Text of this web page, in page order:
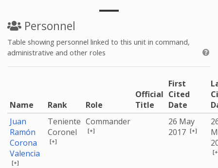
Personnel
Table showing personnel linked to this unit in command,
administrative and other roles
Name Rank Role
Official
Title
First
Cited
Date
Juan
Ramón
Corona
Valencia
[+]
Teniente
Coronel
[+]
Commander
[+]
26 May
2017 [+]